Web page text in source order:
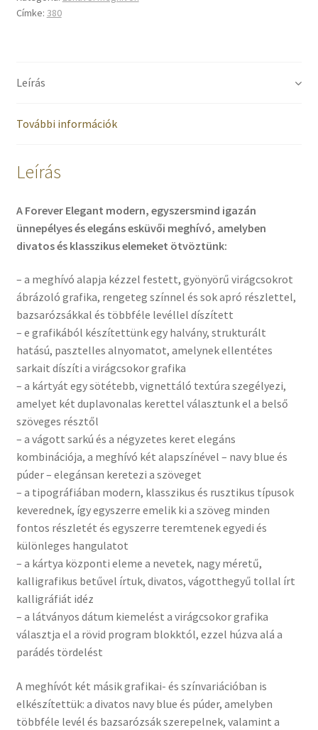
Címke: 380
Leírás
További információk
Leírás
A Forever Elegant modern, egyszersmind igazán
ünnepélyes és elegáns esküvői meghívó, amelyben
divatos és klasszikus elemeket ötvöztünk:
– a meghívó alapja kézzel festett, gyönyörű virágcsokrot
ábrázoló grafika, rengeteg színnel és sok apró részlettel,
bazsarózsákkal és többféle levéllel díszített
– e grafikából készítettünk egy halvány, strukturált
hatású, pasztelles alnyomatot, amelynek ellentétes
sarkait díszíti a virágcsokor grafika
– a kártyát egy sötétebb, vignettáló textúra szegélyezi,
amelyet két duplavonalas kerettel választunk el a belső
szöveges résztől
– a vágott sarkú és a négyzetes keret elegáns
kombinációja, a meghívó két alapszínével – navy blue és
púder – elegánsan keretezi a szöveget
– a tipográfiában modern, klasszikus és rusztikus típusok
keverednek, így egyszerre emelik ki a szöveg minden
fontos részletét és egyszerre teremtenek egyedi és
különleges hangulatot
– a kártya központi eleme a nevetek, nagy méretű,
kalligrafikus betűvel írtuk, divatos, vágotthegyű tollal írt
kalligráfiát idéz
– a látványos dátum kiemelést a virágcsokor grafika
választja el a rövid program blokktól, ezzel húzva alá a
parádés tördelést
A meghívót két másik grafikai- és színvariációban is
elkészítettük: a divatos navy blue és púder, amelyben
többféle levél és bazsarózsák szerepelnek, valamint a